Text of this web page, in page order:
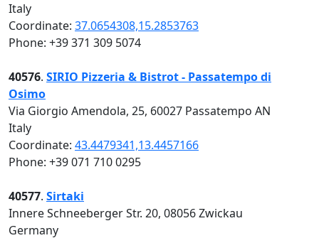
Italy
Coordinate: 37.0654308,15.2853763
Phone: +39 371 309 5074
40576. SIRIO Pizzeria & Bistrot - Passatempo di
Osimo
Via Giorgio Amendola, 25, 60027 Passatempo AN
Italy
Coordinate: 43.4479341,13.4457166
Phone: +39 071 710 0295
40577. Sirtaki
Innere Schneeberger Str. 20, 08056 Zwickau
Germany